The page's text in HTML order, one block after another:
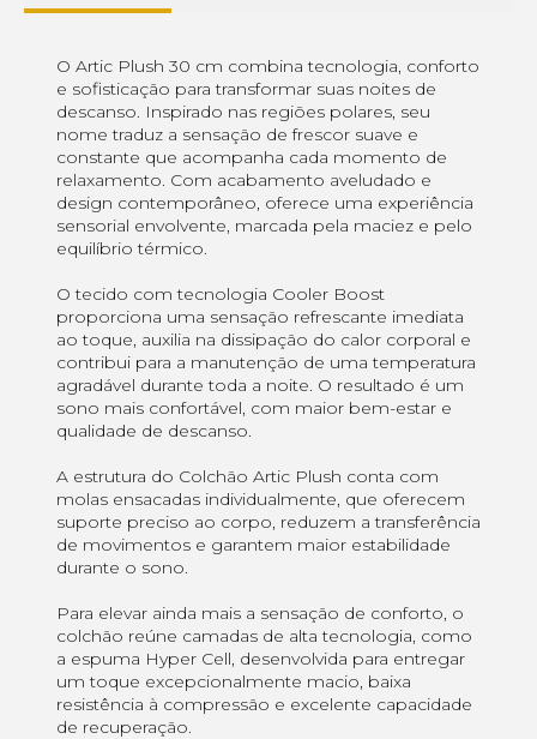
O Artic Plush 30 cm combina tecnologia, conforto
e sofisticação para transformar suas noites de
descanso. Inspirado nas regiões polares, seu
nome traduz a sensação de frescor suave e
constante que acompanha cada momento de
relaxamento. Com acabamento aveludado e
design contemporâneo, oferece uma experiência
sensorial envolvente, marcada pela maciez e pelo
equilíbrio térmico.
O tecido com tecnologia Cooler Boost
proporciona uma sensação refrescante imediata
ao toque, auxilia na dissipação do calor corporal e
contribui para a manutenção de uma temperatura
agradável durante toda a noite. O resultado é um
sono mais confortável, com maior bem-estar e
qualidade de descanso.
A estrutura do Colchão Artic Plush conta com
molas ensacadas individualmente, que oferecem
suporte preciso ao corpo, reduzem a transferência
de movimentos e garantem maior estabilidade
durante o sono.
Para elevar ainda mais a sensação de conforto, o
colchão reúne camadas de alta tecnologia, como
a espuma Hyper Cell, desenvolvida para entregar
um toque excepcionalmente macio, baixa
resistência à compressão e excelente capacidade
de recuperação.